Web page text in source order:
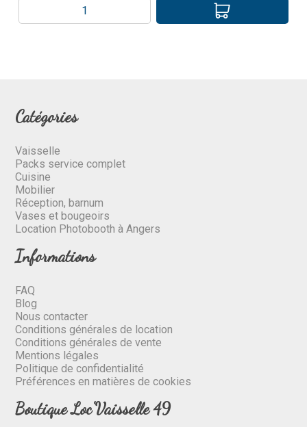
Catégories
Vaisselle
Packs service complet
Cuisine
Mobilier
Réception, barnum
Vases et bougeoirs
Location Photobooth à Angers
Informations
FAQ
Blog
Nous contacter
Conditions générales de location
Conditions générales de vente
Mentions légales
Politique de confidentialité
Préférences en matières de cookies
Boutique Loc'Vaisselle 49